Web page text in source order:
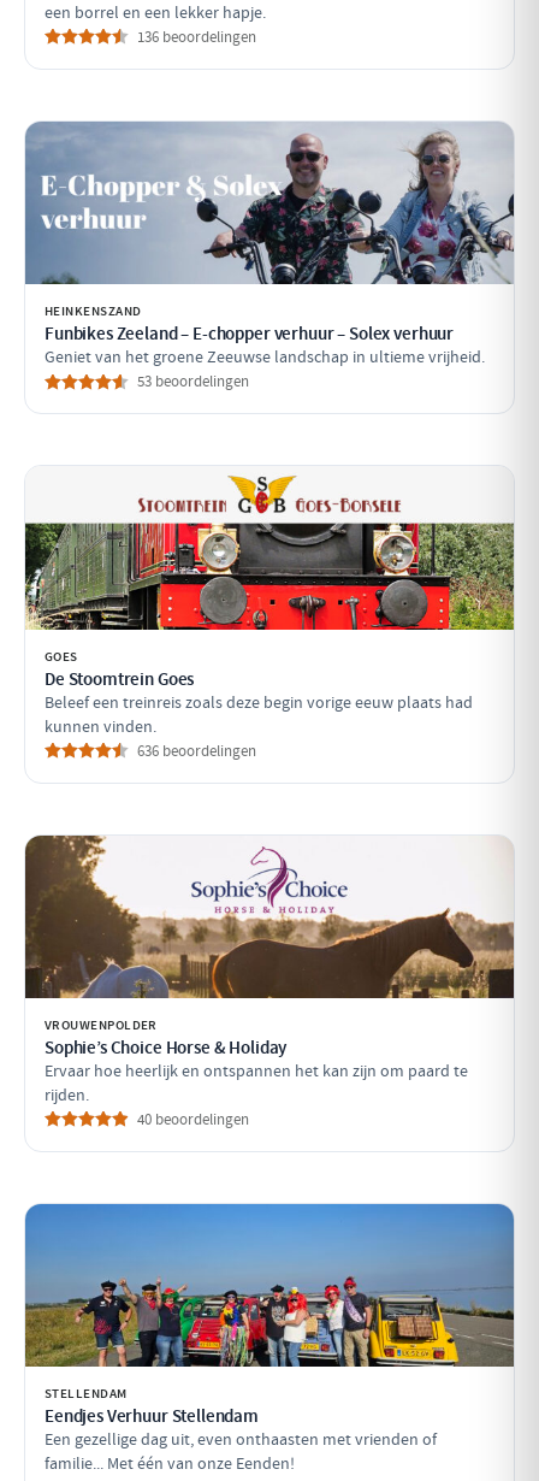
een borrel en een lekker hapje.
136 beoordelingen
HEINKENSZAND
Funbikes Zeeland – E-chopper verhuur – Solex verhuur
Geniet van het groene Zeeuwse landschap in ultieme vrijheid.
53 beoordelingen
GOES
De Stoomtrein Goes
Beleef een treinreis zoals deze begin vorige eeuw plaats had
kunnen vinden.
636 beoordelingen
VROUWENPOLDER
Sophie’s Choice Horse & Holiday
Ervaar hoe heerlijk en ontspannen het kan zijn om paard te
rijden.
40 beoordelingen
STELLENDAM
Eendjes Verhuur Stellendam
Een gezellige dag uit, even onthaasten met vrienden of
familie... Met één van onze Eenden!